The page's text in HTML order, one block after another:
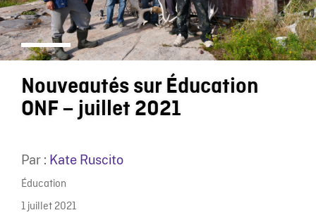
Nouveautés sur Éducation
ONF – juillet 2021
Par : Kate Ruscito
Éducation
1 juillet 2021